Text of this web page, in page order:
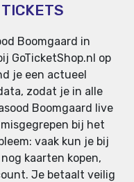
Boomgaard in
GoTicketShop.nl op
je een actueel
zodat je in alle
Boomgaard live
bij het
vaak kun je bij
kaarten kopen,
Je betaalt veilig